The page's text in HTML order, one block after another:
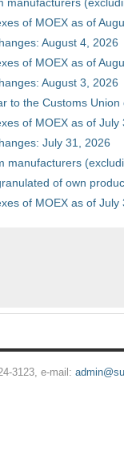
of MOEX as of
August 4, 2026
of MOEX as of
August 3, 2026
to the Customs
of MOEX as of July
July 31, 2026
manufacturers
of own
of MOEX as of July
3123, e-mail: